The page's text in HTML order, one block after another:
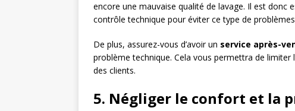
encore une mauvaise qualité de lavage. Il est donc
contrôle technique pour éviter ce type de
De plus, assurez-vous d’avoir un service après-
problème technique. Cela vous permettra de
des clients.
5. Négliger le confort et la